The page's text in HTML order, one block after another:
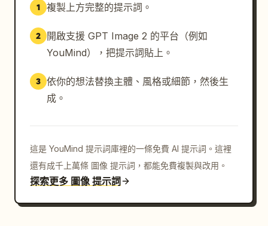
1 複製上方完整的提示詞。
2
開啟支援 GPT Image 2 的平台（例如
YouMind），把提示詞貼上。
3 依你的想法替換主體、風格或細節，然後生
成。
這是 YouMind 提示詞庫裡的一條免費 AI 提示詞。這裡
還有成千上萬條 圖像 提示詞，都能免費複製與改用。
探索更多 圖像 提示詞